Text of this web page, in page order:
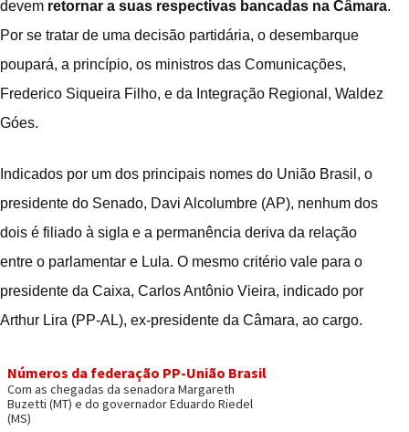
devem retornar a suas respectivas bancadas na Câmara.
Por se tratar de uma decisão partidária, o desembarque
poupará, a princípio, os ministros das Comunicações,
Frederico Siqueira Filho, e da Integração Regional, Waldez
Góes.
Indicados por um dos principais nomes do União Brasil, o
presidente do Senado, Davi Alcolumbre (AP), nenhum dos
dois é filiado à sigla e a permanência deriva da relação
entre o parlamentar e Lula. O mesmo critério vale para o
presidente da Caixa, Carlos Antônio Vieira, indicado por
Arthur Lira (PP-AL), ex-presidente da Câmara, ao cargo.